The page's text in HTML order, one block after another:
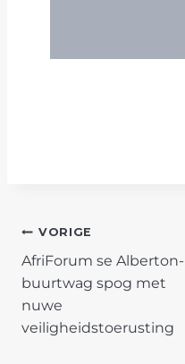
POST
NAVIGATION
VORIGE
AfriForum se Alberton-
buurtwag spog met
nuwe
veiligheidstoerusting